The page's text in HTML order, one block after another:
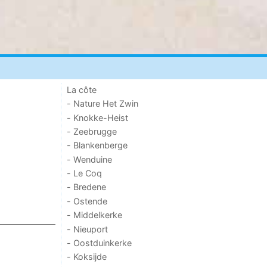
La côte
- Nature Het Zwin
- Knokke-Heist
- Zeebrugge
- Blankenberge
- Wenduine
- Le Coq
- Bredene
- Ostende
- Middelkerke
- Nieuport
- Oostduinkerke
- Koksijde